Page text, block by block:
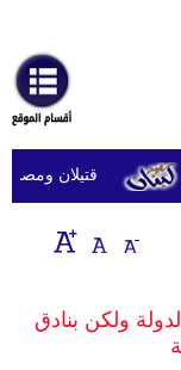
أخبارعاجلة
رياضة
ثقافة
إقتصاد
وموسيقى
قتيلان ومصابون جراء 14 غارة إسرائيلية على
ولكن بنادق